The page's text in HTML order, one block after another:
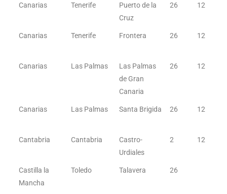
Canarias Tenerife
Puerto de la
Cruz
26 12
Canarias Tenerife Frontera 26 12
Canarias Las Palmas
Las Palmas
de Gran
Canaria
26 12
Canarias Las Palmas Santa Brigida 26 12
Cantabria Cantabria
Castro-
Urdiales
2 12
Castilla la
Mancha
Toledo Talavera 26